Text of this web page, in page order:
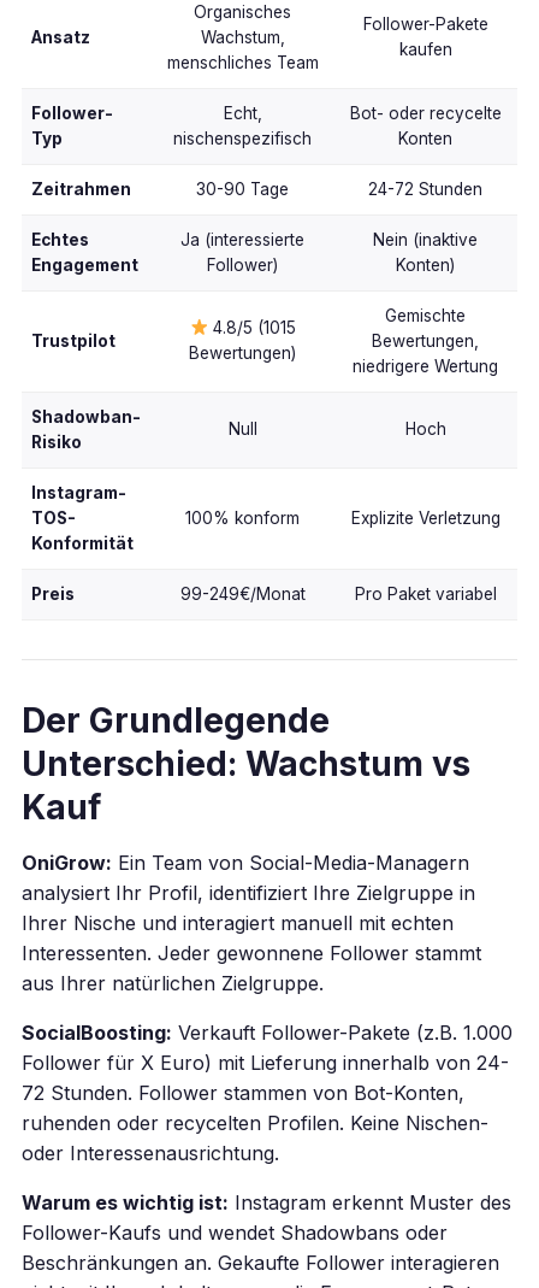
Ansatz
Organisches
Wachstum,
menschliches Team
Follower-Pakete
kaufen
Follower-
Typ
Echt,
nischenspezifisch
Bot- oder recycelte
Konten
Zeitrahmen 30-90 Tage 24-72 Stunden
Echtes
Engagement
Ja (interessierte
Follower)
Nein (inaktive
Konten)
Trustpilot
4.8/5 (1015
Bewertungen)
Gemischte
Bewertungen,
niedrigere Wertung
Shadowban-
Risiko
Null Hoch
Instagram-
TOS-
Konformität
100% konform Explizite Verletzung
Preis 99-249€/Monat Pro Paket variabel
Der Grundlegende
Unterschied: Wachstum vs
Kauf
OniGrow: Ein Team von Social-Media-Managern
analysiert Ihr Profil, identifiziert Ihre Zielgruppe in
Ihrer Nische und interagiert manuell mit echten
Interessenten. Jeder gewonnene Follower stammt
aus Ihrer natürlichen Zielgruppe.
SocialBoosting: Verkauft Follower-Pakete (z.B. 1.000
Follower für X Euro) mit Lieferung innerhalb von 24-
72 Stunden. Follower stammen von Bot-Konten,
ruhenden oder recycelten Profilen. Keine Nischen-
oder Interessenausrichtung.
Warum es wichtig ist: Instagram erkennt Muster des
Follower-Kaufs und wendet Shadowbans oder
Beschränkungen an. Gekaufte Follower interagieren